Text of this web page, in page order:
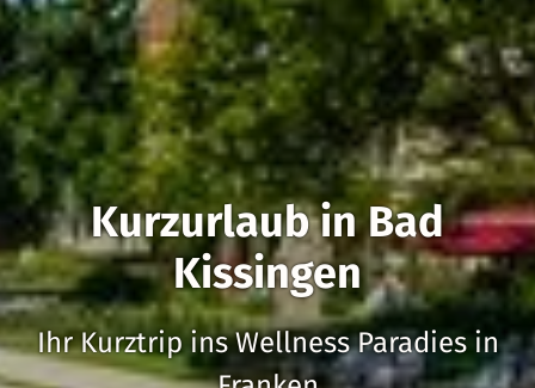
Kurzurlaub in Bad
Kissingen
Ihr Kurztrip ins Wellness Paradies in